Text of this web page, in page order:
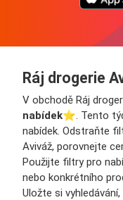
Ráj drogerie
V obchodě Ráj
nabídek⭐️. Tento
nabídek. Odstraňte
Aviváž, porovnejte
Použijte filtry pro
nebo konkrétního
Uložte si